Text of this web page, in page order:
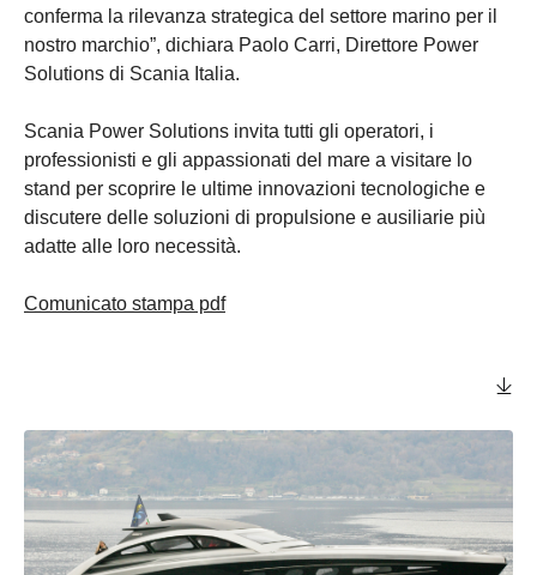
conferma la rilevanza strategica del settore marino per il
nostro marchio”, dichiara Paolo Carri, Direttore Power
Solutions di Scania Italia.
Scania Power Solutions invita tutti gli operatori, i
professionisti e gli appassionati del mare a visitare lo
stand per scoprire le ultime innovazioni tecnologiche e
discutere delle soluzioni di propulsione e ausiliarie più
adatte alle loro necessità.
Comunicato stampa pdf